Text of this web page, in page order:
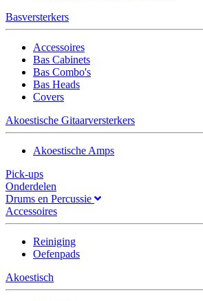
Basversterkers
Accessoires
Bas Cabinets
Bas Combo's
Bas Heads
Covers
Akoestische Gitaarversterkers
Akoestische Amps
Pick-ups
Onderdelen
Drums en Percussie
Accessoires
Reiniging
Oefenpads
Akoestisch